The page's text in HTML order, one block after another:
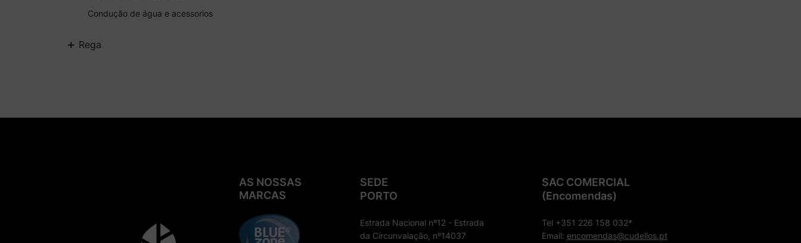
Condução de água e acessorios
+ Rega
Microtubo e Estacas de Fixação
Fixação e Cintagem, Gekas, Latão
AS NOSSAS
MARCAS
SEDE
PORTO
Estrada Nacional nº12 - Estrada
da Circunvalação, nº14037
SAC COMERCIAL
(Encomendas)
Tel +351 226 158 032*
Email: encomendas@cudellos.pt